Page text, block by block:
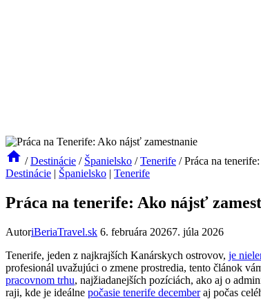
/ Destinácie / Španielsko / Tenerife / Práca na
Destinácie | Španielsko | Tenerife
Práca na tenerife: Ako nájsť
AutoriBeriaTravel.sk 6. februára 20267. júla 2026
Tenerife, jeden z najkrajších Kanárskych ostrovov, je
profesionál uvažujúci o zmene prostredia, tento článok
pracovnom trhu, najžiadanejších pozíciách, ako aj o
raji, kde je ideálne počasie tenerife decemberaj počas